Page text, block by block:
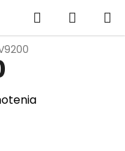
Hľadať
KOŠÍK